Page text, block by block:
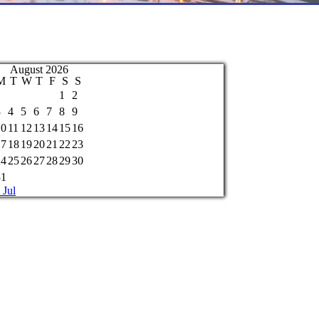
August 2026
T W T F S
S
1
2
4 5 6 7 8
9
11 12 13141516
18192021 22 23
252627282930
Jul